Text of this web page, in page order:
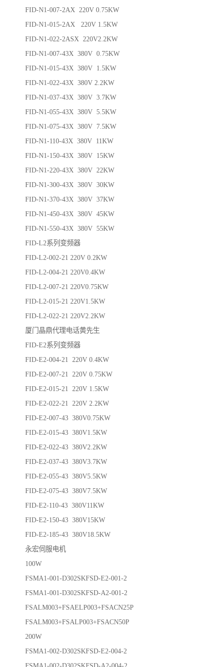
FID-N1-007-2AX 220V 0.75KW
FID-N1-015-2AX 220V 1.5KW
FID-N1-022-2ASX 220V2.2KW
FID-N1-007-43X 380V 0.75KW
FID-N1-015-43X 380V 1.5KW
FID-N1-022-43X 380V 2.2KW
FID-N1-037-43X 380V 3.7KW
FID-N1-055-43X 380V 5.5KW
FID-N1-075-43X 380V 7.5KW
FID-N1-110-43X 380V 11KW
FID-N1-150-43X 380V 15KW
FID-N1-220-43X 380V 22KW
FID-N1-300-43X 380V 30KW
FID-N1-370-43X 380V 37KW
FID-N1-450-43X 380V 45KW
FID-N1-550-43X 380V 55KW
FID-L2系列变频器
FID-L2-002-21 220V 0.2KW
FID-L2-004-21 220V0.4KW
FID-L2-007-21 220V0.75KW
FID-L2-015-21 220V1.5KW
FID-L2-022-21 220V2.2KW
厦门晶鼎代理电话黄先生
FID-E2系列变频器
FID-E2-004-21 220V 0.4KW
FID-E2-007-21 220V 0.75KW
FID-E2-015-21 220V 1.5KW
FID-E2-022-21 220V 2.2KW
FID-E2-007-43 380V0.75KW
FID-E2-015-43 380V1.5KW
FID-E2-022-43 380V2.2KW
FID-E2-037-43 380V3.7KW
FID-E2-055-43 380V5.5KW
FID-E2-075-43 380V7.5KW
FID-E2-110-43 380V11KW
FID-E2-150-43 380V15KW
FID-E2-185-43 380V18.5KW
永宏伺服电机
100W
FSMA1-001-D302SKFSD-E2-001-2
FSMA1-001-D302SKFSD-A2-001-2
FSALM003+FSAELP003+FSACN25P
FSALM003+FSALP003+FSACN50P
200W
FSMA1-002-D302SKFSD-E2-004-2